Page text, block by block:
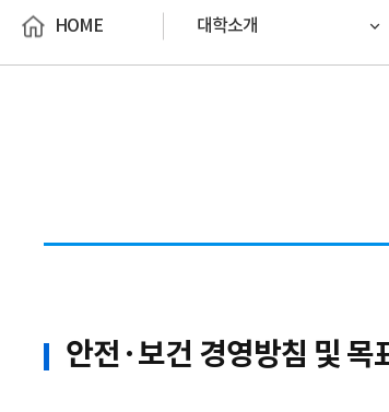
HOME 대학소개
안전·보건 경영방침 및 목